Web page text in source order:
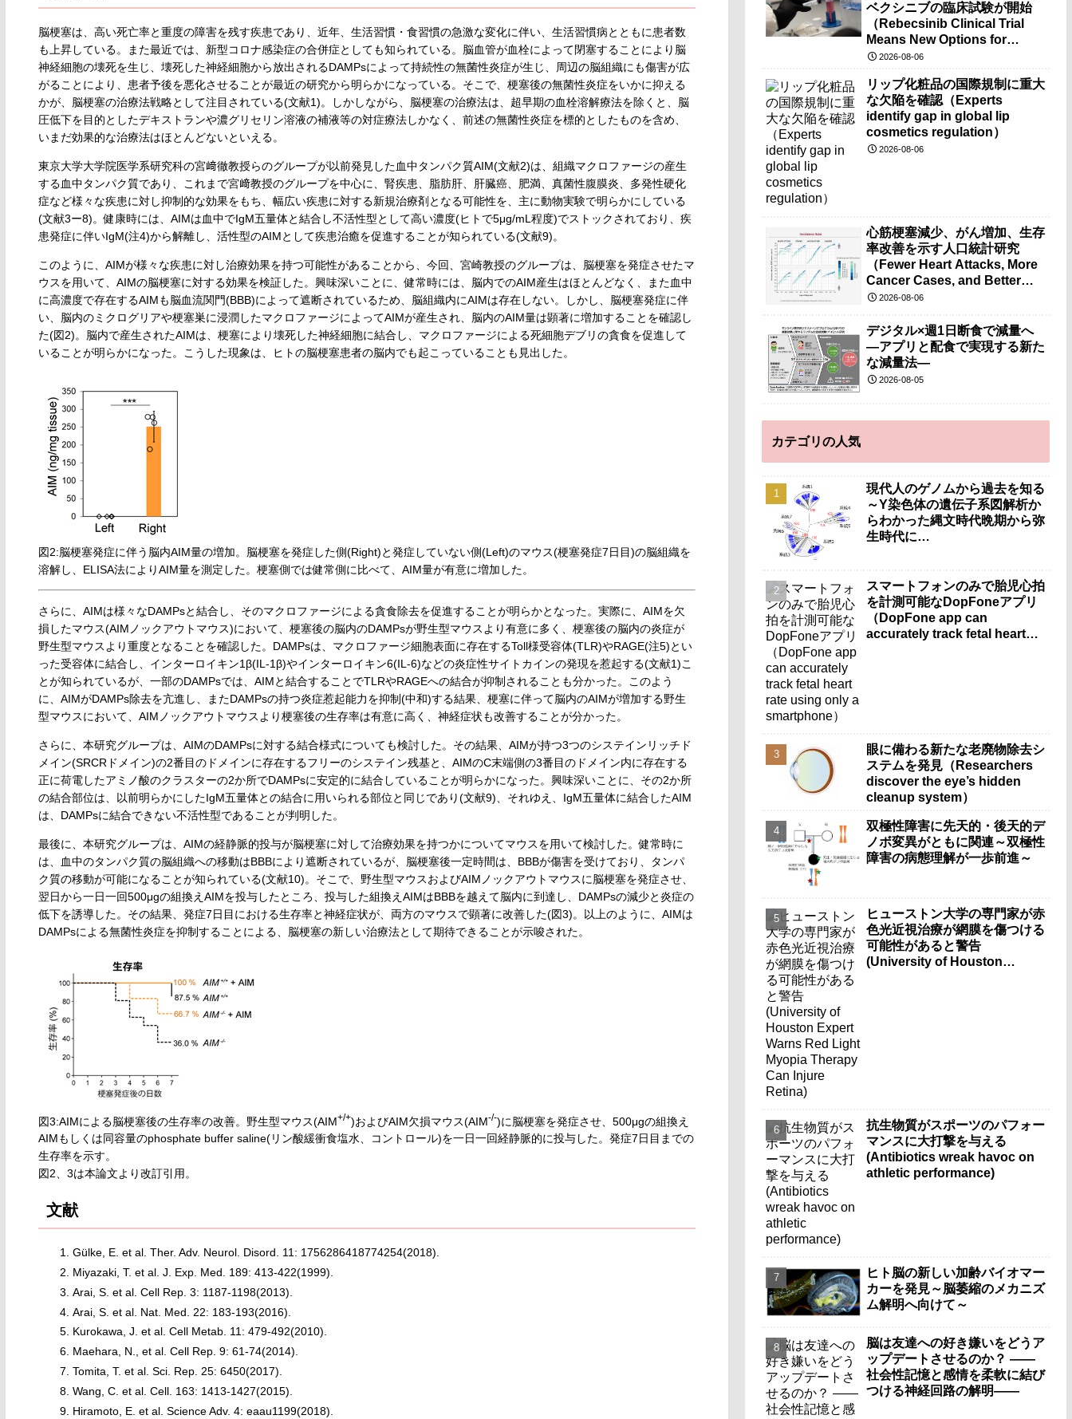
脳梗塞は、高い死亡率と重度の障害を残す疾患であり、近年、生活習慣・食習慣の急激な変化に伴い、生活習慣病とともに患者数
も上昇している。また最近では、新型コロナ感染症の合併症としても知られている。脳血管が血栓によって閉塞することにより脳
神経細胞の壊死を生じ、壊死した神経細胞から放出されるDAMPsによって持続性の無菌性炎症が生じ、周辺の脳組織にも傷害が広
がることにより、患者予後を悪化させることが最近の研究から明らかになっている。そこで、梗塞後の無菌性炎症をいかに抑える
かが、脳梗塞の治療法戦略として注目されている(文献1)。しかしながら、脳梗塞の治療法は、超早期の血栓溶解療法を除くと、脳
圧低下を目的としたデキストランや濃グリセリン溶液の補液等の対症療法しかなく、前述の無菌性炎症を標的としたものを含め、
いまだ効果的な治療法はほとんどないといえる。
東京大学大学院医学系研究科の宮﨑徹教授らのグループが以前発見した血中タンパク質AIM(文献2)は、組織マクロファージの産生
する血中タンパク質であり、これまで宮﨑教授のグループを中心に、腎疾患、脂肪肝、肝臓癌、肥満、真菌性腹膜炎、多発性硬化
症など様々な疾患に対し抑制的な効果をもち、幅広い疾患に対する新規治療剤となる可能性を、主に動物実験で明らかにしている
(文献3ー8)。健康時には、AIMは血中でIgM五量体と結合し不活性型として高い濃度(ヒトで5μg/mL程度)でストックされており、疾
患発症に伴いIgM(注4)から解離し、活性型のAIMとして疾患治癒を促進することが知られている(文献9)。
このように、AIMが様々な疾患に対し治療効果を持つ可能性があることから、今回、宮崎教授のグループは、脳梗塞を発症させたマ
ウスを用いて、AIMの脳梗塞に対する効果を検証した。興味深いことに、健常時には、脳内でのAIM産生はほとんどなく、また血中
に高濃度で存在するAIMも脳血流関門(BBB)によって遮断されているため、脳組織内にAIMは存在しない。しかし、脳梗塞発症に伴
い、脳内のミクログリアや梗塞巣に浸潤したマクロファージによってAIMが産生され、脳内のAIM量は顕著に増加することを確認し
た(図2)。脳内で産生されたAIMは、梗塞により壊死した神経細胞に結合し、マクロファージによる死細胞デブリの貪食を促進して
いることが明らかになった。こうした現象は、ヒトの脳梗塞患者の脳内でも起こっていることも見出した。
図2:脳梗塞発症に伴う脳内AIM量の増加。脳梗塞を発症した側(Right)と発症していない側(Left)のマウス(梗塞発症7日目)の脳組織を
溶解し、ELISA法によりAIM量を測定した。梗塞側では健常側に比べて、AIM量が有意に増加した。
さらに、AIMは様々なDAMPsと結合し、そのマクロファージによる貪食除去を促進することが明らかとなった。実際に、AIMを欠
損したマウス(AIMノックアウトマウス)において、梗塞後の脳内のDAMPsが野生型マウスより有意に多く、梗塞後の脳内の炎症が
野生型マウスより重度となることを確認した。DAMPsは、マクロファージ細胞表面に存在するToll様受容体(TLR)やRAGE(注5)とい
った受容体に結合し、インターロイキン1β(IL-1β)やインターロイキン6(IL-6)などの炎症性サイトカインの発現を惹起する(文献1)こ
とが知られているが、一部のDAMPsでは、AIMと結合することでTLRやRAGEへの結合が抑制されることも分かった。このよう
に、AIMがDAMPs除去を亢進し、またDAMPsの持つ炎症惹起能力を抑制(中和)する結果、梗塞に伴って脳内のAIMが増加する野生
型マウスにおいて、AIMノックアウトマウスより梗塞後の生存率は有意に高く、神経症状も改善することが分かった。
さらに、本研究グループは、AIMのDAMPsに対する結合様式についても検討した。その結果、AIMが持つ3つのシステインリッチド
メイン(SRCRドメイン)の2番目のドメインに存在するフリーのシステイン残基と、AIMのC末端側の3番目のドメイン内に存在する
正に荷電したアミノ酸のクラスターの2か所でDAMPsに安定的に結合していることが明らかになった。興味深いことに、その2か所
の結合部位は、以前明らかにしたIgM五量体との結合に用いられる部位と同じであり(文献9)、それゆえ、IgM五量体に結合したAIM
は、DAMPsに結合できない不活性型であることが判明した。
最後に、本研究グループは、AIMの経静脈的投与が脳梗塞に対して治療効果を持つかについてマウスを用いて検討した。健常時に
は、血中のタンパク質の脳組織への移動はBBBにより遮断されているが、脳梗塞後一定時間は、BBBが傷害を受けており、タンパ
ク質の移動が可能になることが知られている(文献10)。そこで、野生型マウスおよびAIMノックアウトマウスに脳梗塞を発症させ、
翌日から一日一回500μgの組換えAIMを投与したところ、投与した組換えAIMはBBBを越えて脳内に到達し、DAMPsの減少と炎症の
低下を誘導した。その結果、発症7日目における生存率と神経症状が、両方のマウスで顕著に改善した(図3)。以上のように、AIMは
DAMPsによる無菌性炎症を抑制することによる、脳梗塞の新しい治療法として期待できることが示唆された。
図3:AIMによる脳梗塞後の生存率の改善。野生型マウス(AIM+/+)およびAIM欠損マウス(AIM-/-)に脳梗塞を発症させ、500μgの組換え
AIMもしくは同容量のphosphate buffer saline(リン酸緩衝食塩水、コントロール)を一日一回経静脈的に投与した。発症7日目までの
生存率を示す。
図2、3は本論文より改訂引用。
文献
Gülke, E. et al. Ther. Adv. Neurol. Disord. 11: 1756286418774254(2018).
Miyazaki, T. et al. J. Exp. Med. 189: 413-422(1999).
Arai, S. et al. Cell Rep. 3: 1187-1198(2013).
Arai, S. et al. Nat. Med. 22: 183-193(2016).
Kurokawa, J. et al. Cell Metab. 11: 479-492(2010).
Maehara, N., et al. Cell Rep. 9: 61-74(2014).
Tomita, T. et al. Sci. Rep. 25: 6450(2017).
Wang, C. et al. Cell. 163: 1413-1427(2015).
Hiramoto, E. et al. Science Adv. 4: eaau1199(2018).
ベクシニブの臨床試験が開始
（Rebecsinib Clinical Trial
Means New Options for
Blood Cancer）
2026-08-06
リップ化粧品の国際規制に重大
な欠陥を確認（Experts
identify gap in global lip
cosmetics regulation）
2026-08-06
心筋梗塞減少、がん増加、生存
率改善を示す人口統計研究
（Fewer Heart Attacks, More
Cancer Cases, and Better
Survival Chances）
2026-08-06
デジタル×週1日断食で減量へ
―アプリと配食で実現する新た
な減量法―
2026-08-05
カテゴリの人気
現代人のゲノムから過去を知る
～Y染色体の遺伝子系図解析か
らわかった縄文時代晩期から弥
生時代に…
スマートフォンのみで胎児心拍
を計測可能なDopFoneアプリ
（DopFone app can
accurately track fetal heart
眼に備わる新たな老廃物除去シ
ステムを発見（Researchers
discover the eye’s hidden
cleanup system）
双極性障害に先天的・後天的デ
ノボ変異がともに関連～双極性
障害の病態理解が一歩前進～
ヒューストン大学の専門家が赤
色光近視治療が網膜を傷つける
可能性があると警告
(University of Houston
抗生物質がスポーツのパフォー
マンスに大打撃を与える
(Antibiotics wreak havoc on
athletic performance)
ヒト脳の新しい加齢バイオマー
カーを発見～脳萎縮のメカニズ
ム解明へ向けて～
脳は友達への好き嫌いをどうア
ップデートさせるのか？ ――
社会性記憶と感情を柔軟に結び
つける神経回路の解明――